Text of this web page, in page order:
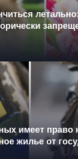
имеет право
жилье от